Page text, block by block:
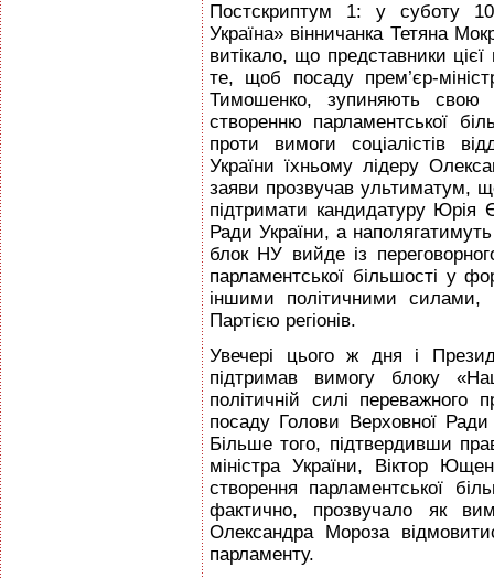
Постскриптум 1: у суботу
Україна» вінничанка Тетяна
витікало, що представники
те, щоб посаду прем’єр-
Тимошенко, зупиняють свою
створенню парламентської
проти вимоги соціалістів
України їхньому лідеру
заяви прозвучав ультиматум,
підтримати кандидатуру Юрія
Ради України, а
блок НУ вийде із
парламентської більшості у
іншими політичними
Партією регіонів.
Увечері цього ж дня і
підтримав вимогу блоку
полiтичній силі переважного
посаду Голови Верховної Ради
Більше того, підтвердивши
міністра України, Віктор
створення парламентської
фактично, прозвучало як
Олександра Мороза
парламенту.